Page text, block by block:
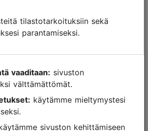
tilavalla ulkoalueella ja
tutustua yli 8 000 eri lajiin
aina lihansyöjäkasveihin.
tilastotarkoituksiin sekä
parantamiseksi.
vaaditaan:
välttämättömät.